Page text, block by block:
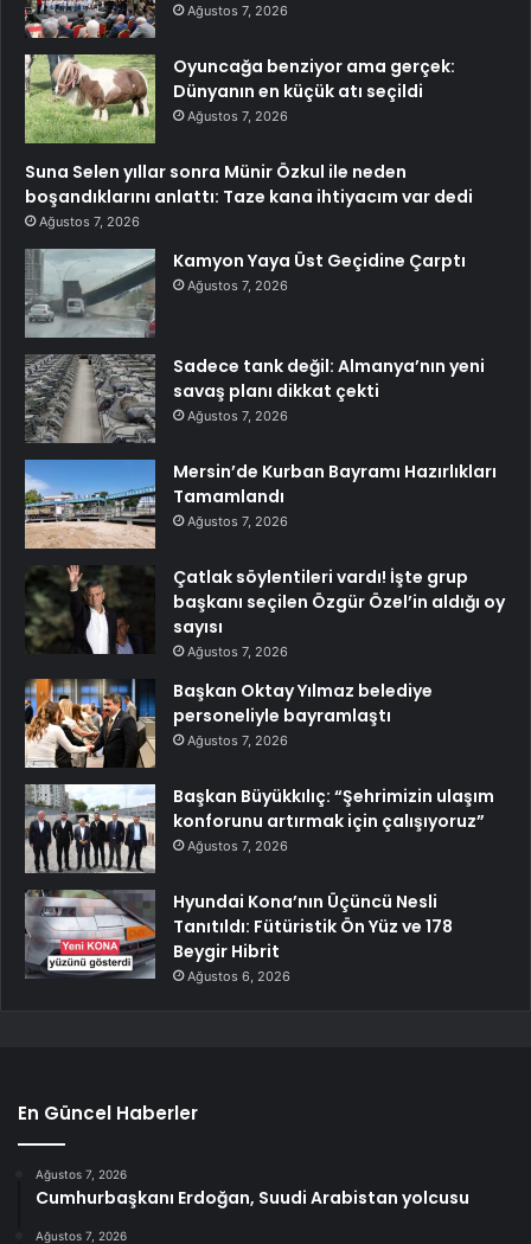
Ağustos 7, 2026
Oyuncağa benziyor ama gerçek:
Dünyanın en küçük atı seçildi
Ağustos 7, 2026
Suna Selen yıllar sonra Münir Özkul ile neden
boşandıklarını anlattı: Taze kana ihtiyacım var dedi
Ağustos 7, 2026
Kamyon Yaya Üst Geçidine Çarptı
Ağustos 7, 2026
Sadece tank değil: Almanya’nın yeni
savaş planı dikkat çekti
Ağustos 7, 2026
Mersin’de Kurban Bayramı Hazırlıkları
Tamamlandı
Ağustos 7, 2026
Çatlak söylentileri vardı! İşte grup
başkanı seçilen Özgür Özel’in aldığı oy
sayısı
Ağustos 7, 2026
Başkan Oktay Yılmaz belediye
personeliyle bayramlaştı
Ağustos 7, 2026
Başkan Büyükkılıç: “Şehrimizin ulaşım
konforunu artırmak için çalışıyoruz”
Ağustos 7, 2026
Hyundai Kona’nın Üçüncü Nesli
Tanıtıldı: Fütüristik Ön Yüz ve 178
Beygir Hibrit
Ağustos 6, 2026
En Güncel Haberler
Ağustos 7, 2026
Cumhurbaşkanı Erdoğan, Suudi Arabistan yolcusu
Ağustos 7, 2026